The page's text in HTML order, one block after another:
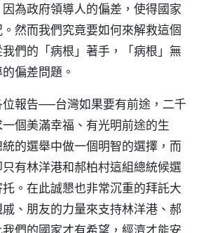
為政府領導人的偏差，使得國家
然而我們究竟要如何來解救這個
們的「病根」著手，「病根」無
偏差問題。
報告──台灣如果要有前途，二千
個美滿幸福、有光明前途的生
的選舉中做一個明智的選擇，而
有林洋港和郝柏村這組總統候選
。在此誠懇也非常沉重的拜託大
、朋友的力量來支持林洋港、郝